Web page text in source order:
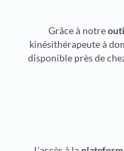
Grâce à notre
kinésithérapeute à
disponible près de